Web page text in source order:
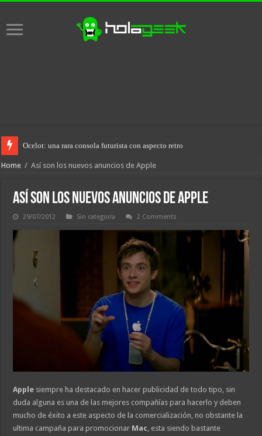
Ocelot: una rara consola futurista con aspecto retro
Home / Así son los nuevos anuncios de Apple
Así son los nuevos anuncios de Apple
29/07/2012 Sin categoría 2 Comments
Apple siempre ha destacado en hacer publicidad de todo tipo, sin
duda alguna es una de las mejores compañías para hacerlo y deben
mucho de éxito a este aspecto de la comercialización, no obstante la
ultima campaña para promocionar Mac, esta siendo bastante